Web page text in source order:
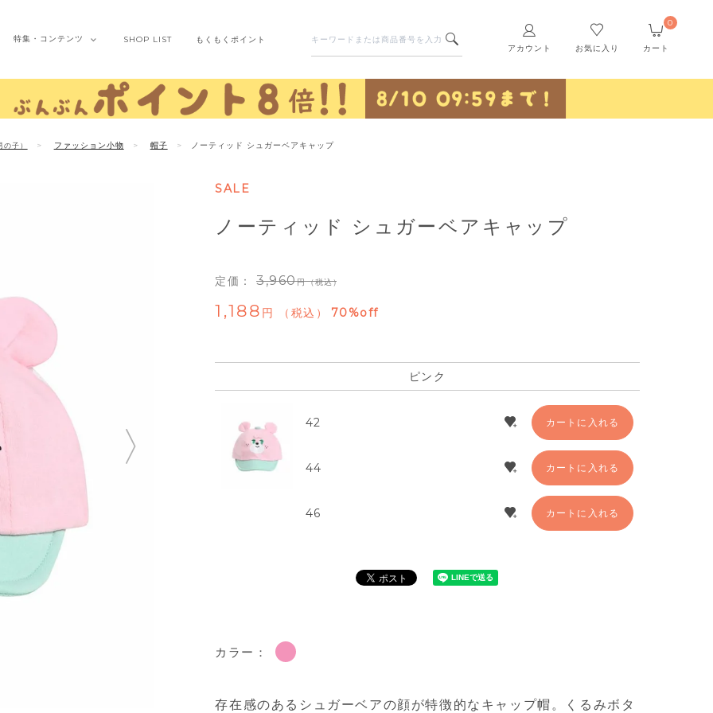
アカウント お気に入り カート
0
特集・ コンテンツ SHOP LIST もくもくポイント
の子） ファッション小物 帽子 ノーティッド シュガーベアキャップ
SALE
ノーティッド シュガーベアキャップ
定価： 3,960 （税込）
1,188 税込 70%off
ピンク
42 カートに入れる
44 カートに入れる
46 カートに入れる
カラー：
存在感のあるシュガーベアの顔が特徴的なキャップ帽。くるみボタ